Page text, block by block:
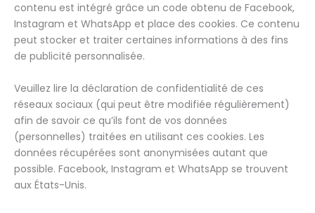
contenu est intégré grâce un code obtenu de Facebook,
Instagram et WhatsApp et place des cookies. Ce contenu
peut stocker et traiter certaines informations à des fins
de publicité personnalisée.
Veuillez lire la déclaration de confidentialité de ces
réseaux sociaux (qui peut être modifiée régulièrement)
afin de savoir ce qu’ils font de vos données
(personnelles) traitées en utilisant ces cookies. Les
données récupérées sont anonymisées autant que
possible. Facebook, Instagram et WhatsApp se trouvent
aux États-Unis.